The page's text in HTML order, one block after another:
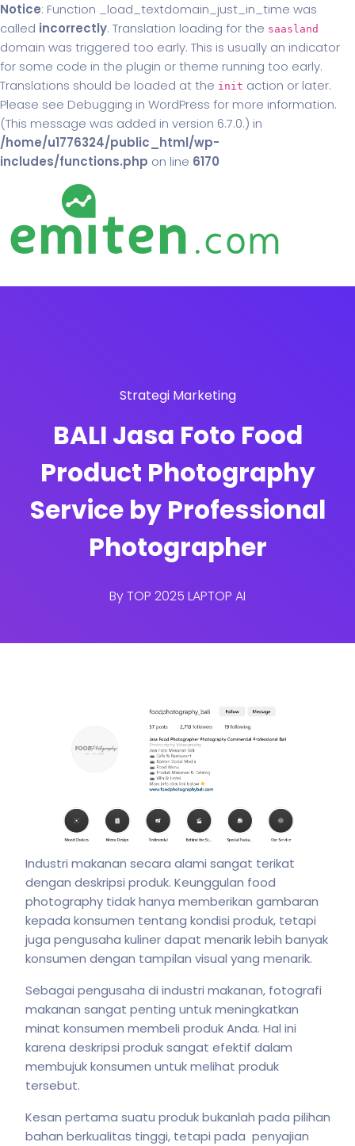
Notice: Function _load_textdomain_just_in_time was
called incorrectly. Translation loading for the saasland
domain was triggered too early. This is usually an indicator
for some code in the plugin or theme running too early.
Translations should be loaded at the init action or later.
Please see Debugging in WordPress for more information.
(This message was added in version 6.7.0.) in
/home/u1776324/public_html/wp-
includes/functions.php on line 6170
Strategi Marketing
BALI Jasa Foto Food
Product Photography
Service by Professional
Photographer
ByTOP 2025 LAPTOP AI
Industri makanan secara alami sangat terikat
dengan deskripsi produk. Keunggulan food
photography tidak hanya memberikan gambaran
kepada konsumen tentang kondisi produk, tetapi
juga pengusaha kuliner dapat menarik lebih banyak
konsumen dengan tampilan visual yang menarik.
Sebagai pengusaha di industri makanan, fotografi
makanan sangat penting untuk meningkatkan
minat konsumen membeli produk Anda. Hal ini
karena deskripsi produk sangat efektif dalam
membujuk konsumen untuk melihat produk
tersebut.
Kesan pertama suatu produk bukanlah pada pilihan
bahan berkualitas tinggi, tetapi pada penyajian